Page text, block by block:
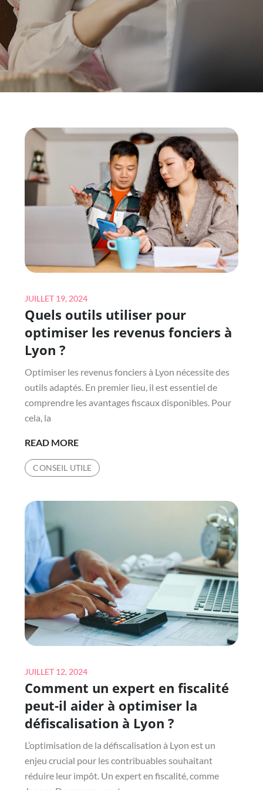
Posted
on
JUILLET 19, 2024
Quels outils utiliser pour
optimiser les revenus fonciers à
Lyon ?
Optimiser les revenus fonciers à Lyon nécessite des
outils adaptés. En premier lieu, il est essentiel de
comprendre les avantages fiscaux disponibles. Pour
cela, la
READ MOREQUELS
OUTILS
UTILISER
OPTIMISER
FONCIERS
LYON
?
CONSEIL UTILE
Posted
on
JUILLET 12, 2024
Comment un expert en fiscalité
peut-il aider à optimiser la
défiscalisation à Lyon ?
L’optimisation de la défiscalisation à Lyon est un
enjeu crucial pour les contribuables souhaitant
réduire leur impôt. Un expert en fiscalité, comme